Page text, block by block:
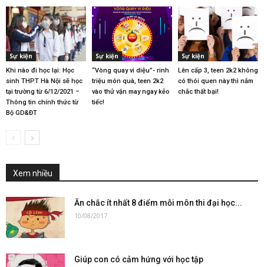
Sự kiện
Khi nào đi học lại: Học
sinh THPT Hà Nội sẽ học
tại trường từ 6/12/2021 –
Thông tin chính thức từ
Bộ GD&ĐT
Sự kiện
“Vòng quay vi diệu”- rinh
triệu món quà, teen 2k2
vào thử vận may ngay kẻo
tiếc!
Sự kiện
Lên cấp 3, teen 2k2 không
có thói quen này thì nắm
chắc thất bại!
Xem nhiều
Ăn chắc ít nhất 8 điểm mỗi môn thi đại học...
10/08/2017
Giúp con có cảm hứng với học tập